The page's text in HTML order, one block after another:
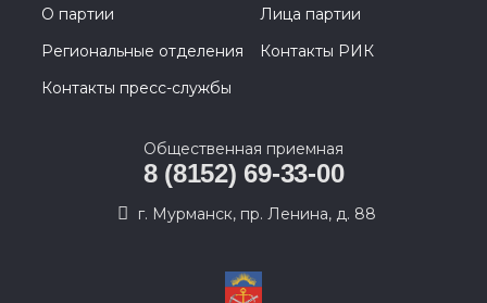
О партии
Лица партии
Региональные отделения
Контакты РИК
Контакты пресс-службы
Общественная приемная
8 (8152) 69-33-00
г. Мурманск, пр. Ленина, д. 88